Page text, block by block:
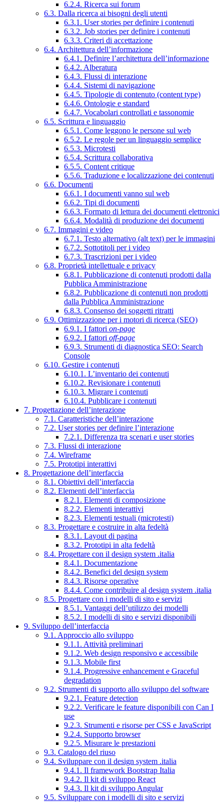
6.2.4. Ricerca sui forum
6.3. Dalla ricerca ai bisogni degli utenti
6.3.1. User stories per definire i contenuti
6.3.2. Job stories per definire i contenuti
6.3.3. Criteri di accettazione
6.4. Architettura dell’informazione
6.4.1. Definire l’architettura dell’informazione
6.4.2. Alberatura
6.4.3. Flussi di interazione
6.4.4. Sistemi di navigazione
6.4.5. Tipologie di contenuto (content type)
6.4.6. Ontologie e standard
6.4.7. Vocabolari controllati e tassonomie
6.5. Scrittura e linguaggio
6.5.1. Come leggono le persone sul web
6.5.2. Le regole per un linguaggio semplice
6.5.3. Microtesti
6.5.4. Scrittura collaborativa
6.5.5. Content critique
6.5.6. Traduzione e localizzazione dei contenuti
6.6. Documenti
6.6.1. I documenti vanno sul web
6.6.2. Tipi di documenti
6.6.3. Formato di lettura dei documenti elettronici
6.6.4. Modalità di produzione dei documenti
6.7. Immagini e video
6.7.1. Testo alternativo (alt text) per le immagini
6.7.2. Sottotitoli per i video
6.7.3. Trascrizioni per i video
6.8. Proprietà intellettuale e privacy
6.8.1. Pubblicazione di contenuti prodotti dalla
Pubblica Amministrazione
6.8.2. Pubblicazione di contenuti non prodotti
dalla Pubblica Amministrazione
6.8.3. Consenso dei soggetti ritratti
6.9. Ottimizzazione per i motori di ricerca (SEO)
6.9.1. I fattori on-page
6.9.2. I fattori off-page
6.9.3. Strumenti di diagnostica SEO: Search
Console
6.10. Gestire i contenuti
6.10.1. L’inventario dei contenuti
6.10.2. Revisionare i contenuti
6.10.3. Migrare i contenuti
6.10.4. Pubblicare i contenuti
7. Progettazione dell’interazione
7.1. Caratteristiche dell’interazione
7.2. User stories per definire l’interazione
7.2.1. Differenza tra scenari e user stories
7.3. Flussi di interazione
7.4. Wireframe
7.5. Prototipi interattivi
8. Progettazione dell’interfaccia
8.1. Obiettivi dell’interfaccia
8.2. Elementi dell’interfaccia
8.2.1. Elementi di composizione
8.2.2. Elementi interattivi
8.2.3. Elementi testuali (microtesti)
8.3. Progettare e costruire in alta fedeltà
8.3.1. Layout di pagina
8.3.2. Prototipi in alta fedeltà
8.4. Progettare con il design system .italia
8.4.1. Documentazione
8.4.2. Benefici del design system
8.4.3. Risorse operative
8.4.4. Come contribuire al design system .italia
8.5. Progettare con i modelli di sito e servizi
8.5.1. Vantaggi dell’utilizzo dei modelli
8.5.2. I modelli di sito e servizi disponibili
9. Sviluppo dell’interfaccia
9.1. Approccio allo sviluppo
9.1.1. Attività preliminari
9.1.2. Web design responsivo e accessibile
9.1.3. Mobile first
9.1.4. Progressive enhancement e Graceful
degradation
9.2. Strumenti di supporto allo sviluppo del software
9.2.1. Feature detection
9.2.2. Verificare le feature disponibili con Can I
use
9.2.3. Strumenti e risorse per CSS e JavaScript
9.2.4. Supporto browser
9.2.5. Misurare le prestazioni
9.3. Catalogo del riuso
9.4. Sviluppare con il design system .italia
9.4.1. Il framework Bootstrap Italia
9.4.2. Il kit di sviluppo React
9.4.3. Il kit di sviluppo Angular
9.5. Sviluppare con i modelli di sito e servizi